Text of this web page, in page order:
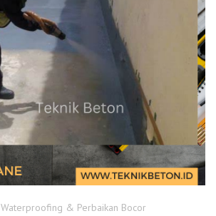
Waterproofing & Perbaikan Bocor